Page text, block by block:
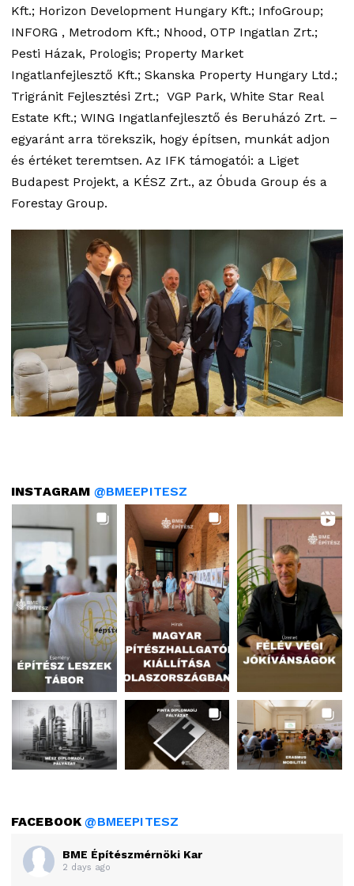
Kft.; Horizon Development Hungary Kft.; InfoGroup;
INFORG , Metrodom Kft.; Nhood, OTP Ingatlan Zrt.;
Pesti Házak, Prologis; Property Market
Ingatlanfejlesztő Kft.; Skanska Property Hungary Ltd.;
Trigránit Fejlesztési Zrt.; VGP Park, White Star Real
Estate Kft.; WING Ingatlanfejlesztő és Beruházó Zrt. –
egyaránt arra törekszik, hogy építsen, munkát adjon
és értéket teremtsen. Az IFK támogatói: a Liget
Budapest Projekt, a KÉSZ Zrt., az Óbuda Group és a
Forestay Group.
INSTAGRAM @BMEEPITESZ
FACEBOOK@BMEEPITESZ
BME Építészmérnöki Kar
2 days ago